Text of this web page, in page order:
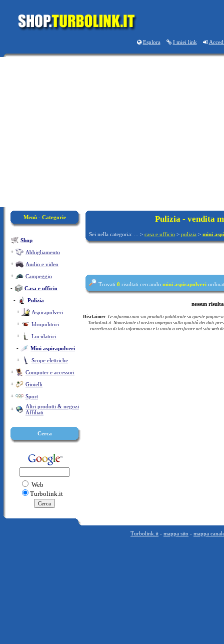
Esplora I miei link
Menù - Categorie
Shop
+
Abbigliamento
+
Audio e video
+
Campeggio
-
Casa e ufficio
-
Pulizia
+
Aspirapolveri
+
Idropulitrici
+
Lucidatrici
-
Mini aspirapolveri
+
Scope elettriche
+
Computer e accessori
+
Gioielli
+
Sport
+
Altri prodotti & negozi
Affiliati
Cerca
Web
Turbolink.it
Pulizia - vendita
Sei nella categoria: ... > casa e ufficio > pulizia > mini
Trovati 0 risultati cercando mini aspirapolveri
nessun
Disclaimer: Le informazioni sui prodotti pubblicate su queste pagine
Turbolink.it. Nonostante il nostro impegno sulla qualità dei dati
correttezza di tali informazioni e ti invita a verificare nel sito web
Turbolink.it - mappa sito - mappa